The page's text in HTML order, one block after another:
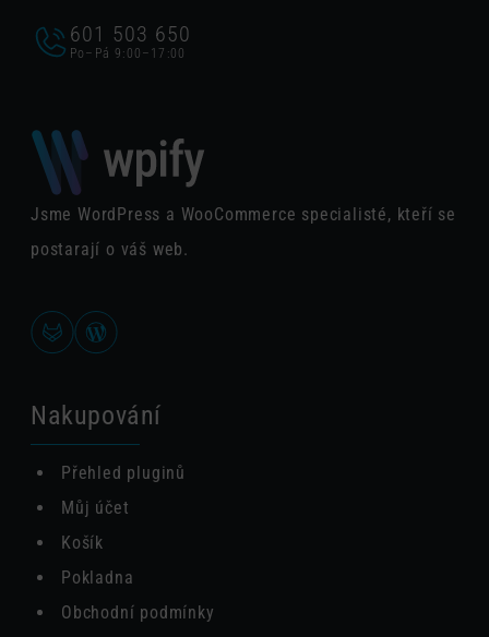
601 503 650
Po–Pá 9:00–17:00
Jsme WordPress a WooCommerce specialisté, kteří se
postarají o váš web.
Nakupování
Přehled pluginů
Můj účet
Košík
Pokladna
Obchodní podmínky